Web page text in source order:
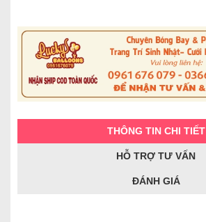
THÔNG TIN CHI TIẾT
HỖ TRỢ TƯ VẤN
ĐÁNH GIÁ